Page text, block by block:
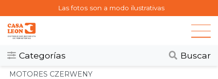
Las fotos son a modo ilustrativas
Categorías Buscar
Categorias
Todos
MOTORES CZERWENY